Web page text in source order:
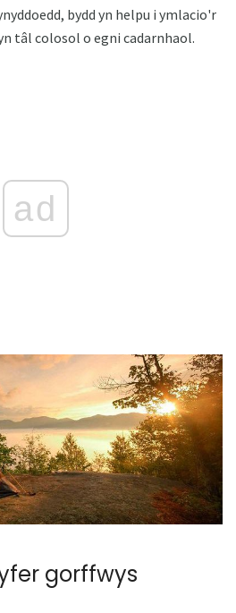
bydd yn helpu i ymlacio'r
tâl colosol o egni cadarnhaol.
ad
gorffwys